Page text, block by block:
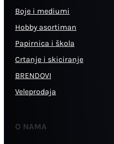
Boje i mediumi
Hobby asortiman
Papirnica i škola
Crtanje i skiciranje
BRENDOVI
Veleprodaja
O NAMA